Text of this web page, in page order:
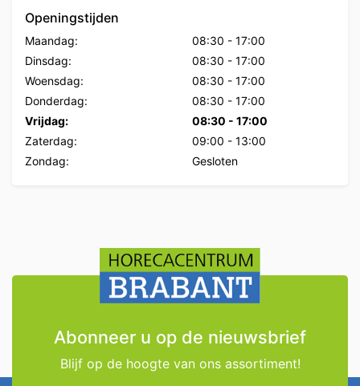
Openingstijden
Maandag: 08:30 - 17:00
Dinsdag:
08:30 - 17:00
Woensdag:
08:30 - 17:00
Donderdag:
08:30 - 17:00
Vrijdag:
08:30 - 17:00
Zaterdag:
09:00 - 13:00
Zondag:
Gesloten
Abonneer u op de nieuwsbrief
Blijf op de hoogte van ons assortiment!